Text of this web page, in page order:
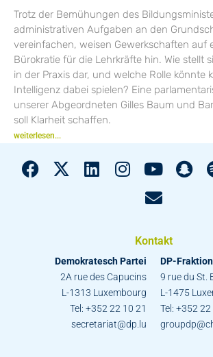
Trotz der Bemühungen des
administrativen Aufgaben an den
vereinfachen, weisen Gewerkschaften auf
Bürokratie für die Lehrkräfte hin. Wie stellt
in der Praxis dar, und welche Rolle könnte
Intelligenz dabei spielen? Eine
unserer Abgeordneten Gilles Baum und
soll Klarheit schaffen.
weiterlesen...
Kontakt
Demokratesch Partei
2A rue des Capucins
L-1313 Luxembourg
Tel: +352 22 10 21
secretariat@dp.lu
DP-Fraktion
9 rue du St.
L-1475
Tel: +352